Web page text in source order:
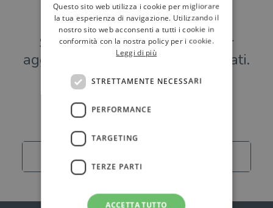
Hai una libreria?
Scrivici a
per
aggiungere o modificare i tuoi dati.
Librerie
Questo sito web utilizza i cookie per migliorare
la tua esperienza di navigazione. Utilizzando il
nostro sito web acconsenti a tutti i cookie in
conformità con la nostra policy per i cookie.
Leggi di più
STRETTAMENTE NECESSARI
PERFORMANCE
TARGETING
TERZE PARTI
ACCETTA TUTTO